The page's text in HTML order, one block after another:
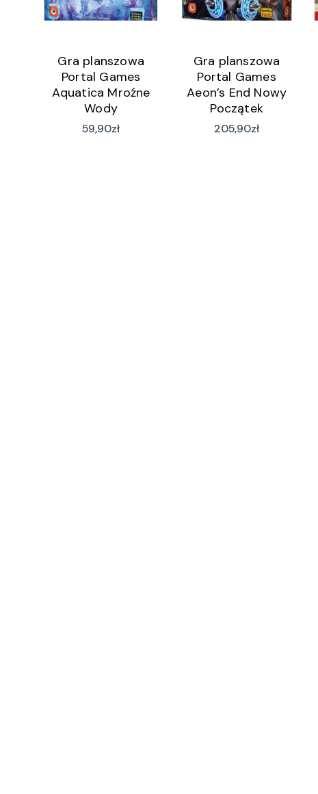
Gra planszowa
Portal Games
Aquatica Mroźne
Wody
59,90zł
Gra planszowa
Portal Games
Aeon’s End Nowy
Początek
205,90zł